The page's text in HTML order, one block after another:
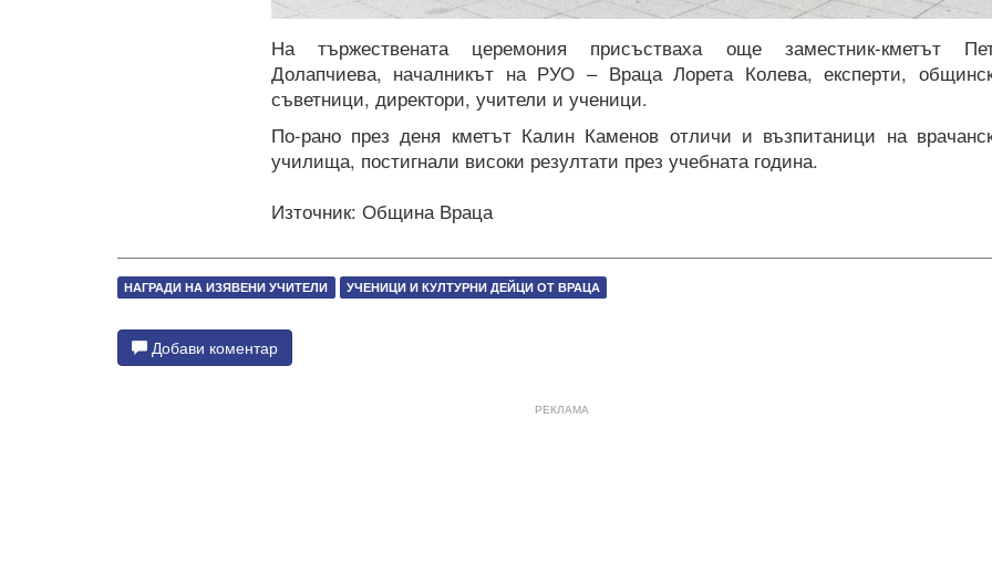
На тържествената церемония присъстваха още заместник-кметът
Долапчиева, началникът на РУО – Враца Лорета Колева, експерти,
съветници, директори, учители и ученици.
По-рано през деня кметът Калин Каменов отличи и възпитаници на
училища, постигнали високи резултати през учебната година.
Източник: Община Враца
НАГРАДИ НА ИЗЯВЕНИ УЧИТЕЛИ УЧЕНИЦИ И КУЛТУРНИ ДЕЙЦИ ОТ ВРАЦА
Добави коментар
РЕКЛАМА